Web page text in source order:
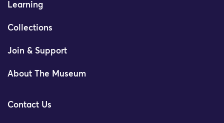
Learning
Collections
Join & Support
About The Museum
Contact Us